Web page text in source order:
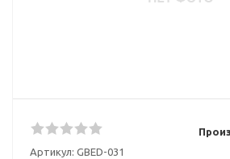
Артикул: GBED-031